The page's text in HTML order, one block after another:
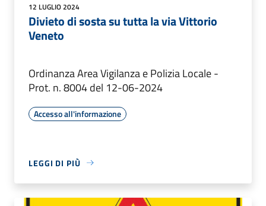
12 LUGLIO 2024
Divieto di sosta su tutta la via Vittorio
Veneto
Ordinanza Area Vigilanza e Polizia Locale -
Prot. n. 8004 del 12-06-2024
Accesso all'informazione
LEGGI DI PIÙ